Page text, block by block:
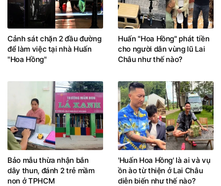
Cảnh sát chặn 2 đầu đường
để làm việc tại nhà Huấn
"Hoa Hồng"
Huấn "Hoa Hồng" phát tiền
cho người dân vùng lũ Lai
Châu như thế nào?
Bảo mẫu thừa nhận bắn
dây thun, đánh 2 trẻ mầm
non ở TPHCM
'Huấn Hoa Hồng' là ai và vụ
ồn ào từ thiện ở Lai Châu
diễn biến như thế nào?